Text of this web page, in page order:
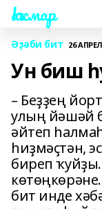
Һаҡмар
Әҙәби бит 26
Ун биш
– Беҙҙең
улың йəшəй
əйтеп
һиҙмəҫтəн,
биреп
бит инде